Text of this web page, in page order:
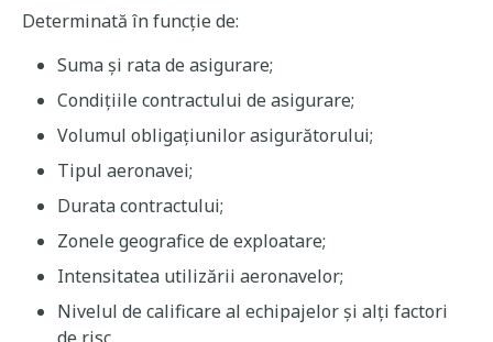
Determinată în funcție de:
Suma și rata de asigurare;
Condițiile contractului de asigurare;
Volumul obligațiunilor asigurătorului;
Tipul aeronavei;
Durata contractului;
Zonele geografice de exploatare;
Intensitatea utilizării aeronavelor;
Nivelul de calificare al echipajelor și alți factori